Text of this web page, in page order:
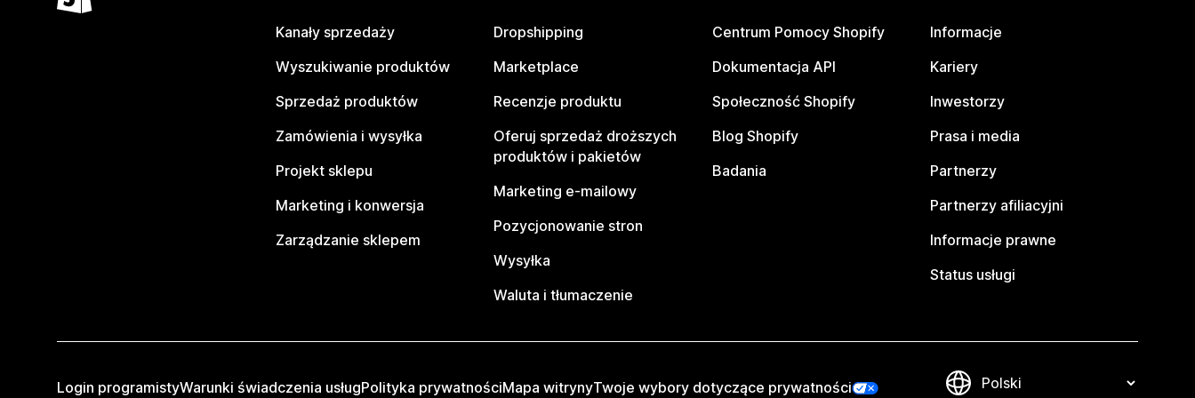
Kanały sprzedaży
Wyszukiwanie produktów
Sprzedaż produktów
Zamówienia i wysyłka
Projekt sklepu
Marketing i konwersja
Zarządzanie sklepem
Dropshipping
Marketplace
Recenzje produktu
Oferuj sprzedaż droższych
produktów i pakietów
Marketing e-mailowy
Pozycjonowanie stron
Wysyłka
Waluta i tłumaczenie
Centrum Pomocy Shopify
Dokumentacja API
Społeczność Shopify
Blog Shopify
Badania
Informacje
Kariery
Inwestorzy
Prasa i media
Partnerzy
Partnerzy afiliacyjni
Informacje prawne
Status usługi
Login programistyWarunki świadczenia usługPolityka prywatnościMapa witrynyTwoje wybory dotyczące prywatności